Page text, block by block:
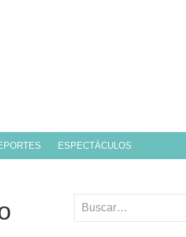
ESPECTÁCULOS